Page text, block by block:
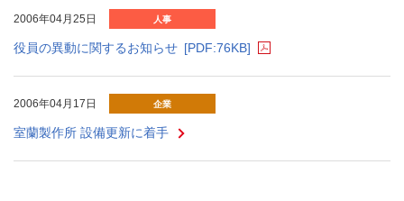
2006年04月25日 人事
役員の異動に関するお知らせ [PDF:76KB]
2006年04月17日 企業
室蘭製作所 設備更新に着手